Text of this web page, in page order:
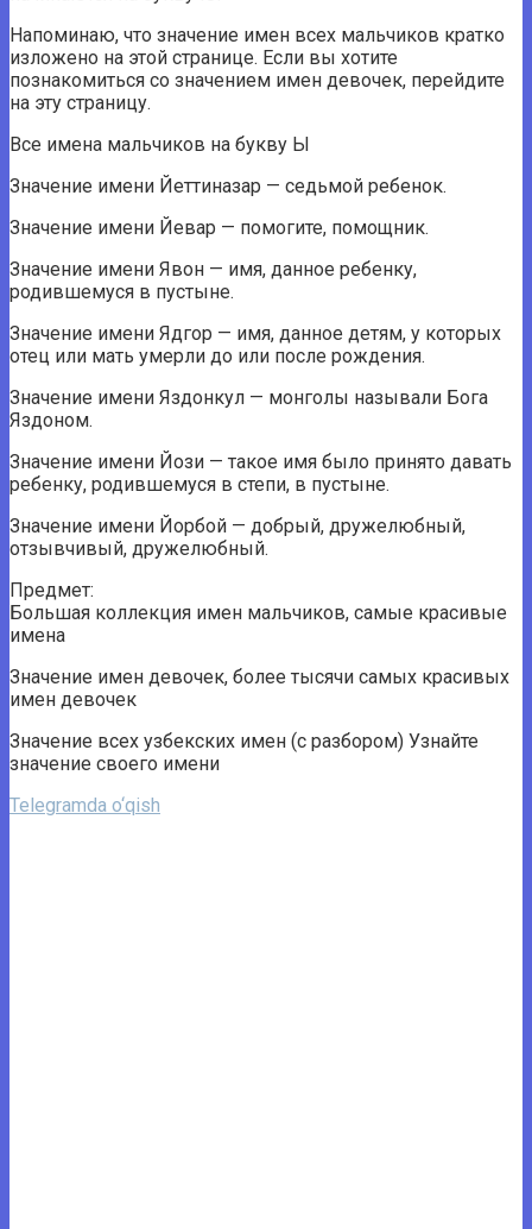
Напоминаю, что значение имен всех мальчиков кратко
изложено на этой странице. Если вы хотите
познакомиться со значением имен девочек, перейдите
на эту страницу.
Все имена мальчиков на букву Ы
Значение имени Йеттиназар — седьмой ребенок.
Значение имени Йевар — помогите, помощник.
Значение имени Явон — имя, данное ребенку,
родившемуся в пустыне.
Значение имени Ядгор — имя, данное детям, у которых
отец или мать умерли до или после рождения.
Значение имени Яздонкул — монголы называли Бога
Яздоном.
Значение имени Йози — такое имя было принято давать
ребенку, родившемуся в степи, в пустыне.
Значение имени Йорбой — добрый, дружелюбный,
отзывчивый, дружелюбный.
Предмет:
Большая коллекция имен мальчиков, самые красивые
имена
Значение имен девочек, более тысячи самых красивых
имен девочек
Значение всех узбекских имен (с разбором) Узнайте
значение своего имени
Telegramda o‘qish